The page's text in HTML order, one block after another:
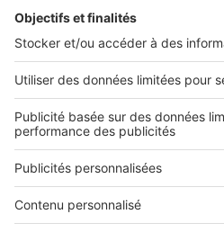
L'ENTREPRISE
Qui sommes-nous ?
Nous contacter
Nous recrutons
NOS APPLICATIONS
Découvrez nos applications